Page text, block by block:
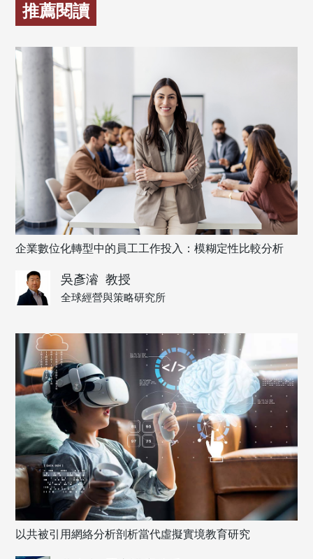
推薦閱讀
企業數位化轉型中的員工工作投入：模糊定性比較分析
吳彥濬 教授
全球經營與策略研究所
以共被引用網絡分析剖析當代虛擬實境教育研究